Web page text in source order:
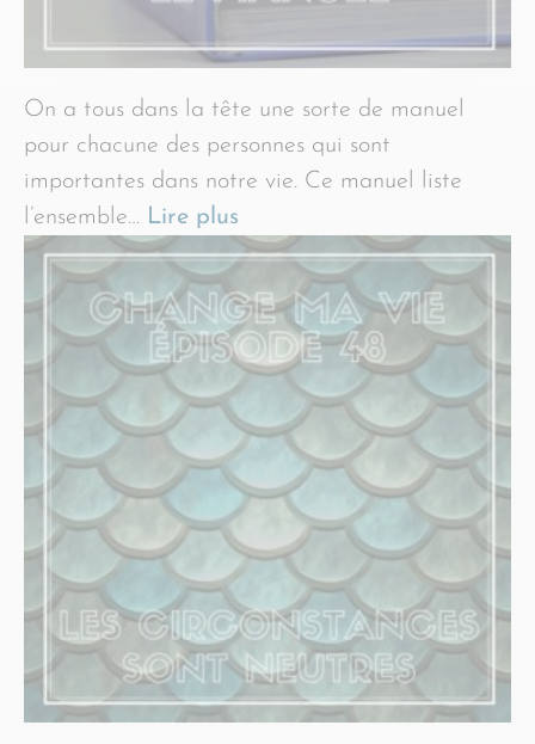
On a tous dans la tête une sorte de manuel
pour chacune des personnes qui sont
importantes dans notre vie. Ce manuel liste
l’ensemble… Lire plus